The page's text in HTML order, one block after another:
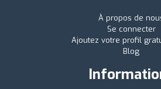
À propos de
Se connecter
Ajoutez votre profil
Blog